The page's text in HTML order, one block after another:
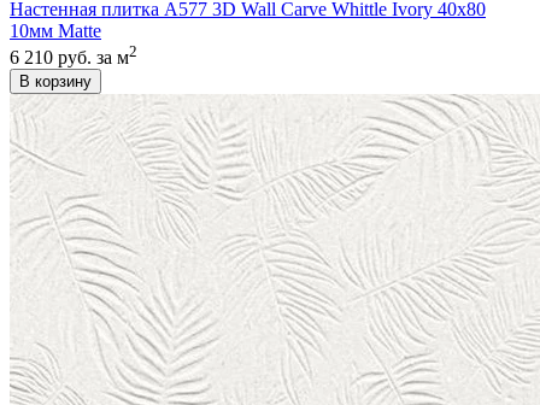
Настенная плитка A577 3D Wall Carve Whittle Ivory 40x80
10мм Matte
6 210 руб. за м2
В корзину